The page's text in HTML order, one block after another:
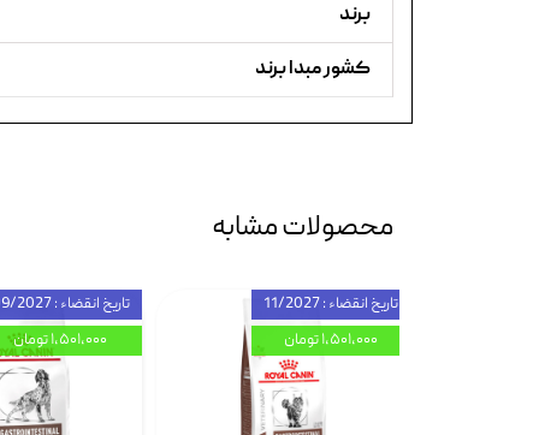
برند
کشور مبدا برند
محصولات مشابه
تاریخ انقضاء : 09/2027
۱,۵۰۱,۰۰۰ تومان
تاریخ انقضاء : 11/2027
۱,۵۰۱,۰۰۰ تومان